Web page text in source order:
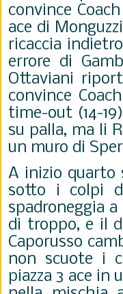
convince
ace di
ricaccia
errore di
Ottaviani
convince
time-out (14-
su palla, ma li
un muro di
A inizio quarto
sotto i colpi
spadroneggia
di troppo, e il
Caporusso
non scuote i
piazza 3 ace in